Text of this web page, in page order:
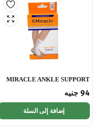
MIRACLE ANKLE SUPPORT
94 جنيه
إضافة إلى السلة